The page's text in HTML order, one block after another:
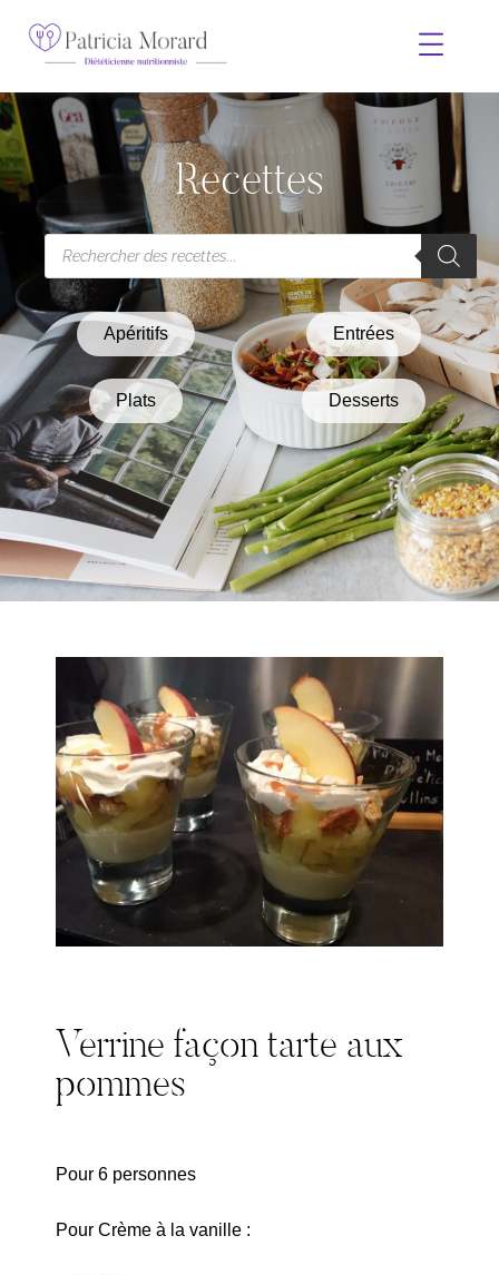
Recettes
Apéritifs Entrées
Plats Desserts
Verrine façon tarte aux
pommes
Pour 6 personnes
Pour Crème à la vanille :